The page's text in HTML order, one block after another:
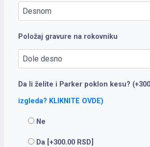
Položaj gravure na rokovniku
Da li želite i Parker poklon kesu?
izgleda? KLIKNITE OVDE)
Ne
Da [+300.00 RSD]